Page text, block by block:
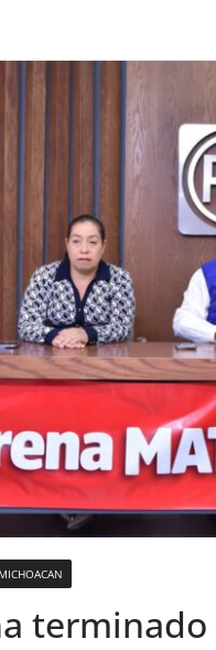
MICHOACAN